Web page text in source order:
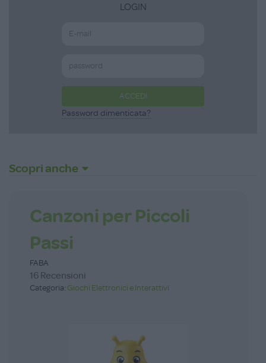
LOGIN
ACCEDI
Password dimenticata?
Scopri anche
Canzoni per Piccoli
Passi
FABA
16 Recensioni
Categoria: Giochi Elettronici e Interattivi